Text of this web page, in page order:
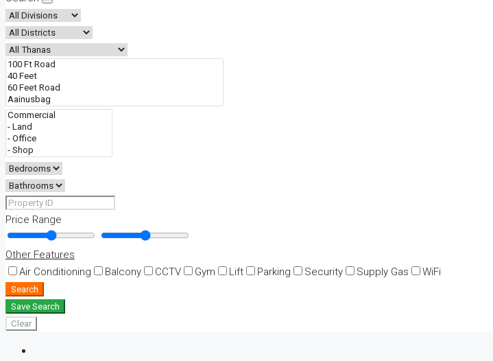
Price Range
Other Features
Air Conditioning
Balcony CCTV Gym Lift Parking Security Supply Gas WiFi
Search
Save Search
Clear